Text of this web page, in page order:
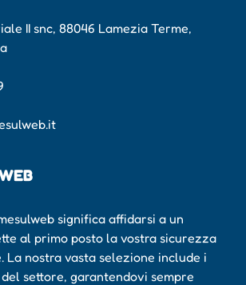
II snc, 88046 Lamezia Terme,
significa affidarsi a un
al primo posto la vostra sicurezza
La nostra vasta selezione include i
settore, garantendovi sempre